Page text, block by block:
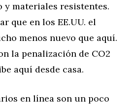
y materiales resistentes.
que en los EE.UU. el
menos nuevo que aquí.
la penalización de CO2
aquí desde casa.
en línea son un poco